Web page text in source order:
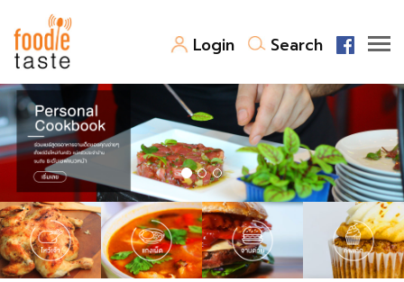
Login Search
สูตรอาหาร
สูตรอาหารล่าสุด
Top Foodie
พาไปชิม
สารพันก้นครัว
เคล็ดลับน่ารู้
FoodPedia